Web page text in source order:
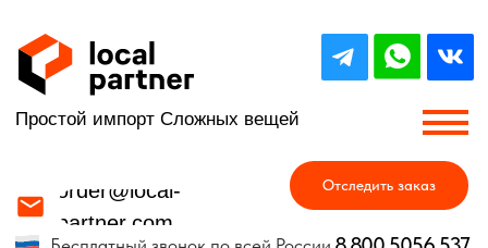
+86 130 78888 537
+7 919 9999 537
8 800 5056 537
Китай, Гуанчжоу / WeChat
Россия, Москва / WhatsApp
Простой импорт Сложных вещей
Отследить заказ